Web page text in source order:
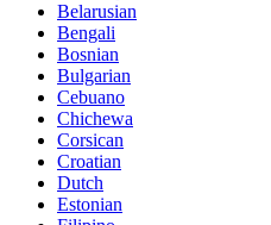
Belarusian
Bengali
Bosnian
Bulgarian
Cebuano
Chichewa
Corsican
Croatian
Dutch
Estonian